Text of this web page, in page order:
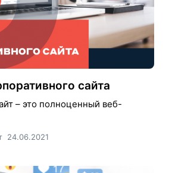
сайта
– это полноценный веб-
24.06.2021